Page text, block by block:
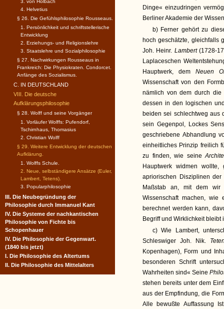
Dinge« einzudringen
Berliner Akademie der
b) Ferner gehört zu
hoch geschätzte, gleichfalls
Joh. Heinr. Lambert(1728-
Laplaceschen
Hauptwerk, dem Neuen
Wissenschaft von den
nämlich von dem durch
dessen in den logischen
beiden sei schlechtweg aus
sein Gegenpol, Lockes
geschriebene Abhandlung
einheitliches Prinzip freilich
zu finden, wie seine
Hauptwerk widmen
apriorischen Disziplinen
Maßstab an, mit dem wir
Wissenschaft machen,
berechnet werden kann,
Begriff und Wirklichkeit bleibt
c) Wie Lambert,
Schleswiger Joh. Nik.
Kopenhagen), Form und
besonderen Schrift
Wahrheiten sind« Seine
stehen bereits unter dem
aus der Empfindung, die
Alle bewußte Auffassung
3. von Holbach
4. Helvetius
§ 26. Die Gefühlsphilosophie Rousseaus.
1. Persönlichkeit und schriftstellerische
Entwicklung
2. Erziehungs- und Religionslehre
3. Staatslehre und Sozialphilosophie
§ 27. Nachwirkungen Rousseaus in
Frankreich: Die Physiokraten. Condorcet.
Anfänge des Sozialismus.
C. IN DEUTSCHLAND
VIII. Die deutsche
Aufklärungsphilosophie
§ 28. Wolff und seine Vorgänger
1. Vorläufer Wolffs: Pufendorf,
Tschirnhaus, Thomasius
2. Christian Wolff
§ 29. Weitere Entwicklung der deutschen
Aufklärung.
1. Wolffs Schule.
2. Neue, selbständigere Ansätze (Euler,
Lambert, Tetens).
3. Popularphilosophie
III. Die Neubegründung der
Philosophie durch Immanuel Kant
IV. Die Systeme der nachkantischen
Philosophie von Fichte bis
Schopenhauer
IV. Die Philosophie der Gegenwart.
(1840 bis jetzt)
I. Die Philosophie des Altertums
II. Die Philosophie des Mittelalters